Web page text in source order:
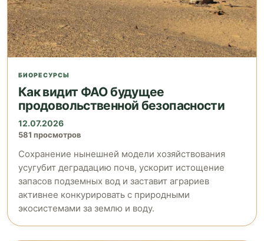
БИОРЕСУРСЫ
Как видит ФАО будущее
продовольственной безопасности
12.07.2026
581 просмотров
Сохранение нынешней модели хозяйствования
усугубит деградацию почв, ускорит истощение
запасов подземных вод и заставит аграриев
активнее конкурировать с природными
экосистемами за землю и воду.